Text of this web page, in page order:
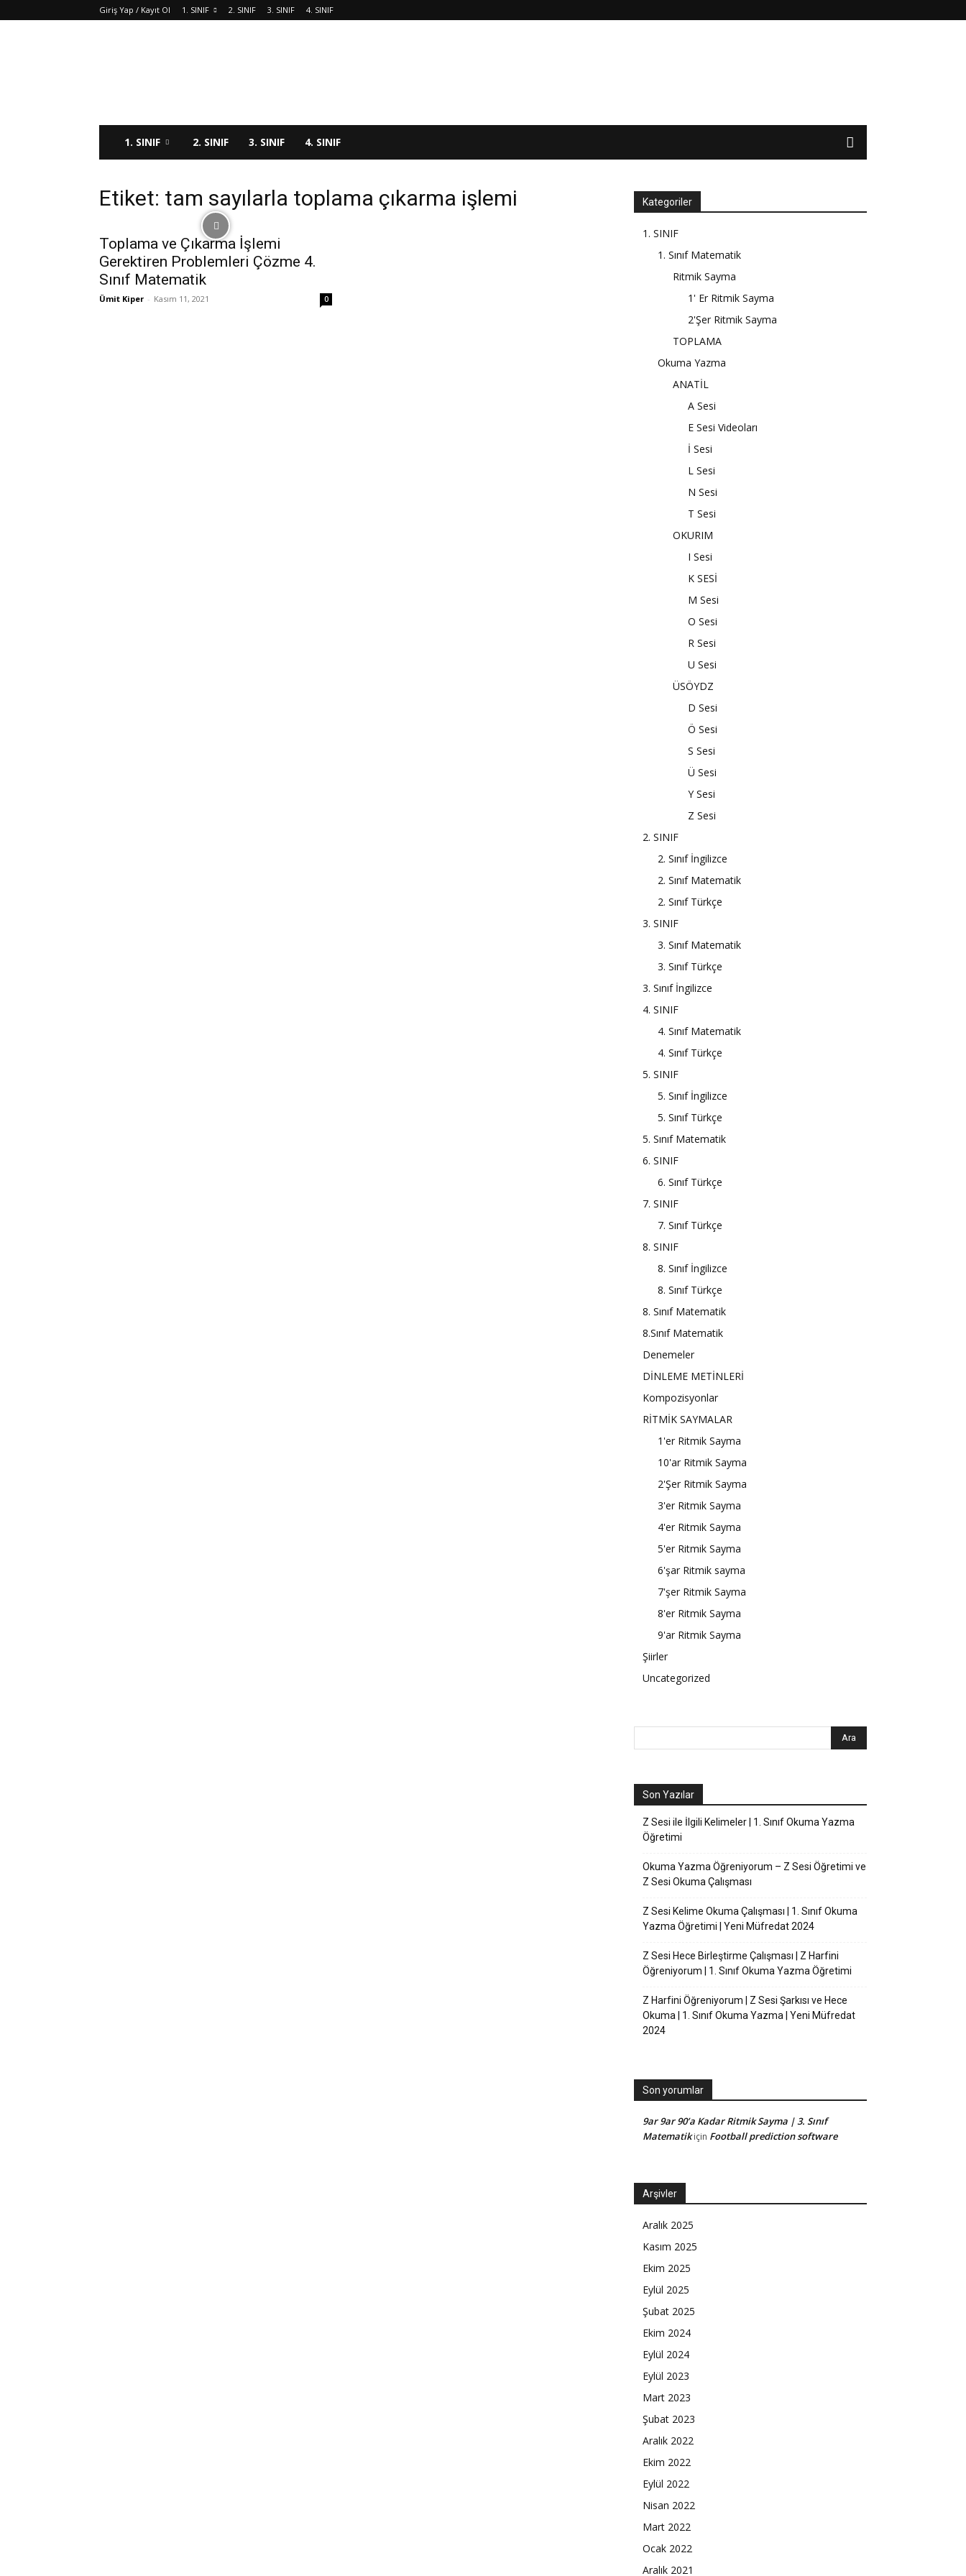
Giriş Yap / Kayıt Ol 1. SINIF 2. SINIF 3. SINIF 4. SINIF
1. SINIF 2. SINIF 3. SINIF 4. SINIF
Etiket: tam sayılarla toplama çıkarma işlemi
Toplama ve Çıkarma İşlemi
Gerektiren Problemleri Çözme 4.
Sınıf Matematik
Ümit Kiper - Kasım 11, 2021 0
Kategoriler
1. SINIF
1. Sınıf Matematik
Ritmik Sayma
1' Er Ritmik Sayma
2'Şer Ritmik Sayma
TOPLAMA
Okuma Yazma
ANATİL
A Sesi
E Sesi Videoları
İ Sesi
L Sesi
N Sesi
T Sesi
OKURIM
I Sesi
K SESİ
M Sesi
O Sesi
R Sesi
U Sesi
ÜSÖYDZ
D Sesi
Ö Sesi
S Sesi
Ü Sesi
Y Sesi
Z Sesi
2. SINIF
2. Sınıf İngilizce
2. Sınıf Matematik
2. Sınıf Türkçe
3. SINIF
3. Sınıf Matematik
3. Sınıf Türkçe
3. Sınıf İngilizce
4. SINIF
4. Sınıf Matematik
4. Sınıf Türkçe
5. SINIF
5. Sınıf İngilizce
5. Sınıf Türkçe
5. Sınıf Matematik
6. SINIF
6. Sınıf Türkçe
7. SINIF
7. Sınıf Türkçe
8. SINIF
8. Sınıf İngilizce
8. Sınıf Türkçe
8. Sınıf Matematik
8.Sınıf Matematik
Denemeler
DİNLEME METİNLERİ
Kompozisyonlar
RİTMİK SAYMALAR
1'er Ritmik Sayma
10'ar Ritmik Sayma
2'Şer Ritmik Sayma
3'er Ritmik Sayma
4'er Ritmik Sayma
5'er Ritmik Sayma
6'şar Ritmik sayma
7'şer Ritmik Sayma
8'er Ritmik Sayma
9'ar Ritmik Sayma
Şiirler
Uncategorized
Son Yazılar
Z Sesi ile İlgili Kelimeler | 1. Sınıf Okuma Yazma
Öğretimi
Okuma Yazma Öğreniyorum – Z Sesi Öğretimi ve
Z Sesi Okuma Çalışması
Z Sesi Kelime Okuma Çalışması | 1. Sınıf Okuma
Yazma Öğretimi | Yeni Müfredat 2024
Z Sesi Hece Birleştirme Çalışması | Z Harfini
Öğreniyorum | 1. Sınıf Okuma Yazma Öğretimi
Z Harfini Öğreniyorum | Z Sesi Şarkısı ve Hece
Okuma | 1. Sınıf Okuma Yazma | Yeni Müfredat
2024
Son yorumlar
9ar 9ar 90’a Kadar Ritmik Sayma | 3. Sınıf
Matematikiçin Football prediction software
Arşivler
Aralık 2025
Kasım 2025
Ekim 2025
Eylül 2025
Şubat 2025
Ekim 2024
Eylül 2024
Eylül 2023
Mart 2023
Şubat 2023
Aralık 2022
Ekim 2022
Eylül 2022
Nisan 2022
Mart 2022
Ocak 2022
Aralık 2021